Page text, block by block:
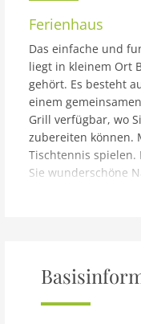
Ferienhaus
Das einfache und
liegt in kleinem Ort
gehört. Es besteht
einem
Grill verfügbar, wo
zubereiten können.
Tischtennis
Sie wunderschöne
kleine Fischerdorf